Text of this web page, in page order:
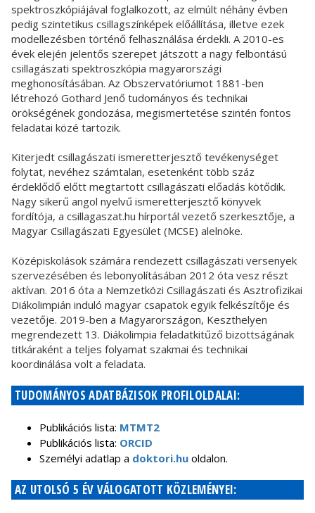
spektroszkópiájával foglalkozott, az elmúlt néhány évben
pedig szintetikus csillagszínképek előállítása, illetve ezek
modellezésben történő felhasználása érdekli. A 2010-es
évek elején jelentős szerepet játszott a nagy felbontású
csillagászati spektroszkópia magyarországi
meghonosításában. Az Obszervatóriumot 1881-ben
létrehozó Gothard Jenő tudományos és technikai
örökségének gondozása, megismertetése szintén fontos
feladatai közé tartozik.
Kiterjedt csillagászati ismeretterjesztő tevékenységet
folytat, nevéhez számtalan, esetenként több száz
érdeklődő előtt megtartott csillagászati előadás kötődik.
Nagy sikerű angol nyelvű ismeretterjesztő könyvek
fordítója, a csillagaszat.hu hírportál vezető szerkesztője, a
Magyar Csillagászati Egyesület (MCSE) alelnöke.
Középiskolások számára rendezett csillagászati versenyek
szervezésében és lebonyolításában 2012 óta vesz részt
aktívan. 2016 óta a Nemzetközi Csillagászati és Asztrofizikai
Diákolimpián induló magyar csapatok egyik felkészítője és
vezetője. 2019-ben a Magyarországon, Keszthelyen
megrendezett 13. Diákolimpia feladatkitűző bizottságának
titkáraként a teljes folyamat szakmai és technikai
koordinálása volt a feladata.
TUDOMÁNYOS ADATBÁZISOK PROFILOLDALAI:
Publikációs lista: MTMT2
Publikációs lista: ORCID
Személyi adatlap a doktori.hu oldalon.
AZ UTOLSÓ 5 ÉV VÁLOGATOTT KÖZLEMÉNYEI: